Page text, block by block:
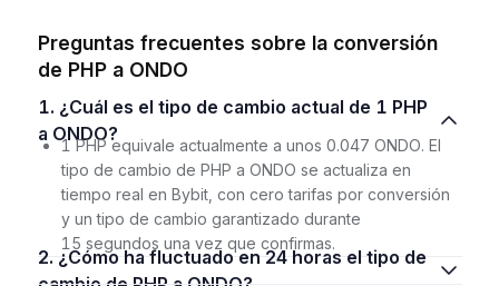
Preguntas frecuentes sobre la conversión
de PHP a ONDO
1. ¿Cuál es el tipo de cambio actual de 1 PHP
a ONDO?
1 PHP equivale actualmente a unos 0.047 ONDO. El
tipo de cambio de PHP a ONDO se actualiza en
tiempo real en Bybit, con cero tarifas por conversión
y un tipo de cambio garantizado durante
15 segundos una vez que confirmas.
2. ¿Cómo ha fluctuado en 24 horas el tipo de